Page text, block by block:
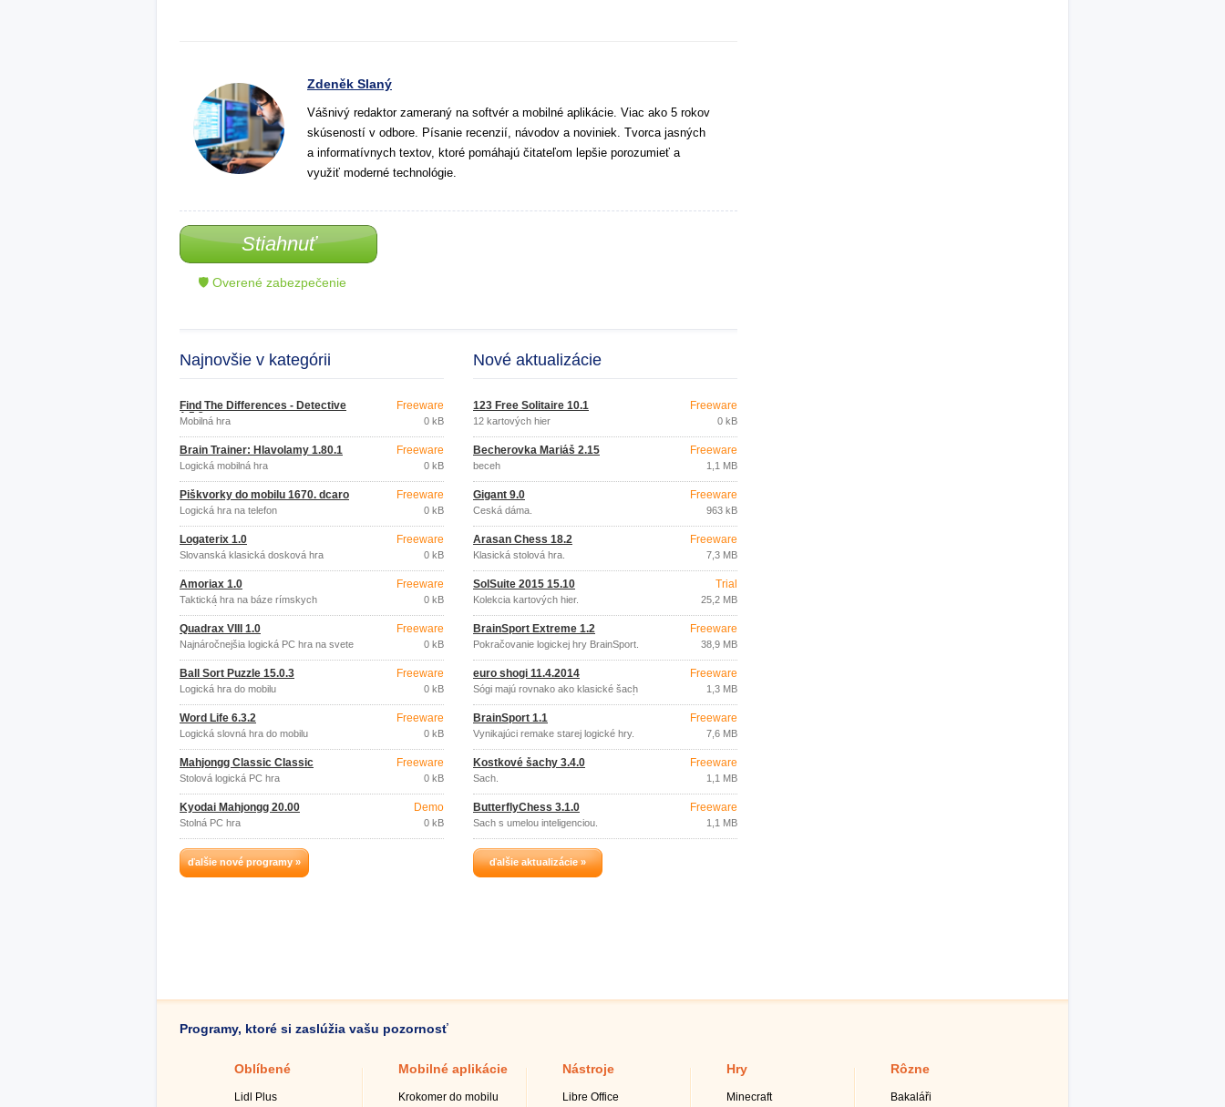
Zdeněk Slaný
Vášnivý redaktor zameraný na softvér a mobilné aplikácie. Viac ako 5 rokov
skúseností v odbore. Písanie recenzií, návodov a noviniek. Tvorca jasných
a informatívnych textov, ktoré pomáhajú čitateľom lepšie porozumieť a
využiť moderné technológie.
Stiahnuť
🛡 Overené zabezpečenie
Najnovšie v kategórii
Find The Differences - Detective
1.5.2
Mobilná hra
Freeware
0 kB
Brain Trainer: Hlavolamy 1.80.1
Logická mobilná hra
Freeware
0 kB
Piškvorky do mobilu 1670. dcaro
Logická hra na telefon
Freeware
0 kB
Logaterix 1.0
Slovanská klasická dosková hra
Freeware
0 kB
Amoriax 1.0
Taktická hra na báze rímskych
doskových hier
Freeware
0 kB
Quadrax VIII 1.0
Najnáročnejšia logická PC hra na svete
Freeware
0 kB
Ball Sort Puzzle 15.0.3
Logická hra do mobilu
Freeware
0 kB
Word Life 6.3.2
Logická slovná hra do mobilu
Freeware
0 kB
Mahjongg Classic Classic
Stolová logická PC hra
Freeware
0 kB
Kyodai Mahjongg 20.00
Stolná PC hra
Demo
0 kB
ďalšie nové programy »
Nové aktualizácie
123 Free Solitaire 10.1
12 kartových hier
Freeware
0 kB
Becherovka Mariáš 2.15
beceh
Freeware
1,1 MB
Gigant 9.0
Česká dáma.
Freeware
963 kB
Arasan Chess 18.2
Klasická stolová hra.
Freeware
7,3 MB
SolSuite 2015 15.10
Kolekcia kartových hier.
Trial
25,2 MB
BrainSport Extreme 1.2
Pokračovanie logickej hry BrainSport.
Freeware
38,9 MB
euro shogi 11.4.2014
Šógi majú rovnako ako klasické šach
niekoľko variantov, aj keď veľmi malý
počet.
Freeware
1,3 MB
BrainSport 1.1
Vynikajúci remake starej logické hry.
Freeware
7,6 MB
Kostkové šachy 3.4.0
Šach.
Freeware
1,1 MB
ButterflyChess 3.1.0
Šach s umelou inteligenciou.
Freeware
1,1 MB
ďalšie aktualizácie »
Programy, ktoré si zaslúžia vašu pozornosť
Oblíbené
Lidl Plus
Mobilné aplikácie
Krokomer do mobilu
Nástroje
Libre Office
Hry
Minecraft
Rôzne
Bakaláři